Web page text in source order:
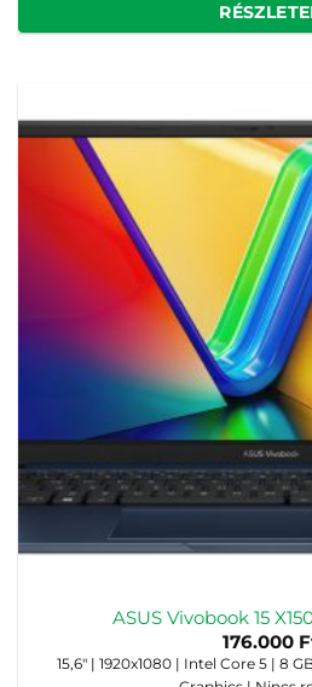
ASUS Vivobook 15
176.000
15,6" | 1920x1080 | Intel Core 5 | 8